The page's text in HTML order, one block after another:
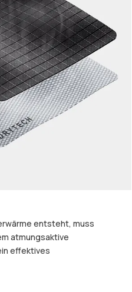
entsteht, muss
atmungsaktive
effektives